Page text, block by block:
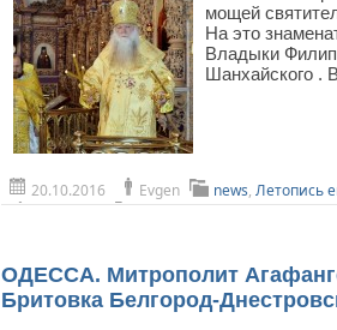
мощей
На это
Владыки
Шанхайского .
20.10.2016 Evgen news, Летопись
ОДЕССА. Митрополит
Бритовка Белгород-